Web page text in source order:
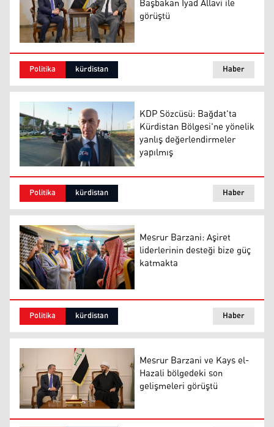
Mesrur Barzani, eski Başbakan İyad Allavi ile görüştü
Başbakan İyad Allavi ile
görüştü
Politika kürdistan Haber
KDP Sözcüsü: Bağdat'ta Kürdistan Bölgesi'ne yönelik
KDP Sözcüsü: Bağdat'ta
Kürdistan Bölgesi'ne yönelik
yanlış değerlendirmeler
yapılmış
Politika kürdistan Haber
Mesrur Barzani: Aşiret liderlerinin desteği bize güç
Mesrur Barzani: Aşiret
liderlerinin desteği bize güç
katmakta
Politika kürdistan Haber
Mesrur Barzani ve Kays el-Hazali bölgedeki son
Mesrur Barzani ve Kays el-
Hazali bölgedeki son
gelişmeleri görüştü